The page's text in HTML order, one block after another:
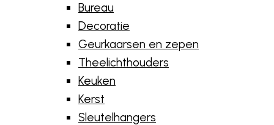
Bureau
Decoratie
Geurkaarsen en zepen
Theelichthouders
Keuken
Kerst
Sleutelhangers